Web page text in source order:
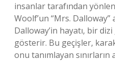
insanlar tarafından
Woolf’un “Mrs. Dalloway”
Dalloway’in hayatı, bir
gösterir. Bu geçişler,
onu tanımlayan sınırların